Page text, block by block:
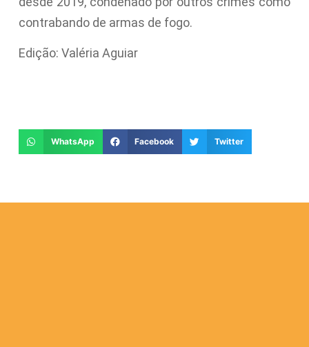
contrabando de armas de fogo.
Edição: Valéria Aguiar
WhatsApp Facebook Twitter